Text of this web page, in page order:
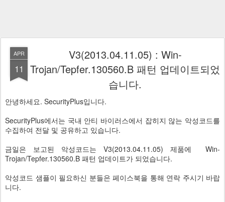
APR
11
V3(2013.04.11.05) : Win-
Trojan/Tepfer.130560.B 패턴 업데이트되었
습니다.
안녕하세요. SecurityPlus입니다.
SecurityPlus에서는 국내 안티 바이러스에서 잡히지 않는 악성코드를
수집하여 전달 및 공유하고 있습니다.
금일은 보고된 악성코드는 V3(2013.04.11.05) 제품에 Win-
Trojan/Tepfer.130560.B 패턴 업데이트가 되었습니다.
악성코드 샘플이 필요하신 분들은 페이스북을 통해 연락 주시기 바랍
니다.